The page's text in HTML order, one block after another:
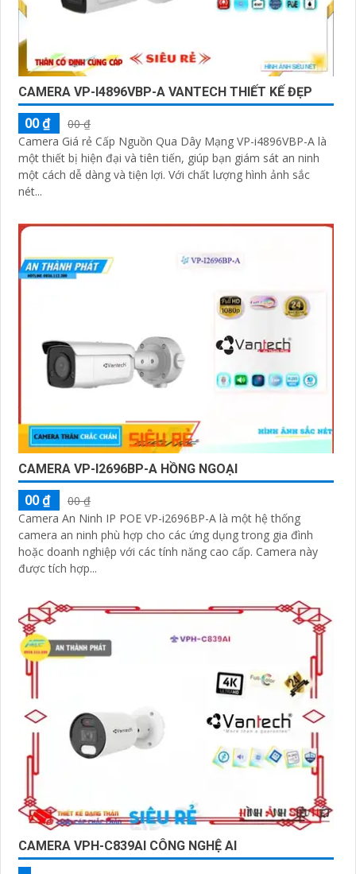
CAMERA VP-I4896VBP-A VANTECH THIẾT KẾ ĐẸP
00 ₫
00 ₫
Camera Giá rẻ Cấp Nguồn Qua Dây Mạng VP-i4896VBP-A là
một thiết bị hiện đại và tiên tiến, giúp bạn giám sát an ninh
một cách dễ dàng và tiện lợi. Với chất lượng hình ảnh sắc
nét...
CAMERA VP-I2696BP-A HỒNG NGOẠI
00 ₫
00 ₫
Camera An Ninh IP POE VP-i2696BP-A là một hệ thống
camera an ninh phù hợp cho các ứng dụng trong gia đình
hoặc doanh nghiệp với các tính năng cao cấp. Camera này
được tích hợp...
CAMERA VPH-C839AI CÔNG NGHỆ AI